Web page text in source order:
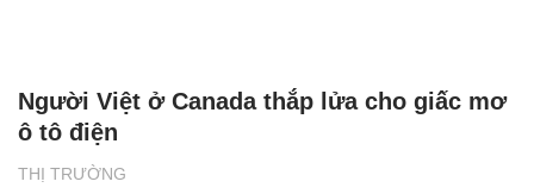
THỊ TRƯỜNG
Người Việt ở Canada thắp lửa cho giấc mơ
ô tô điện